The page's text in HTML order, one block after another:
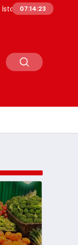
2026’da yeni
07:14:25